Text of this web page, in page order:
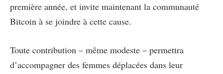
première année, et invite maintenant la communauté
Bitcoin à se joindre à cette cause.
Toute contribution – même modeste – permettra
d’accompagner des femmes déplacées dans leur